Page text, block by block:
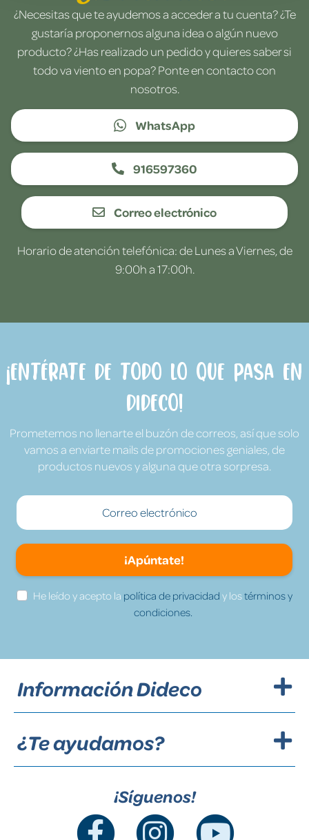
¿Necesitas que te ayudemos a acceder a tu cuenta? ¿Te
gustaría proponernos alguna idea o algún nuevo
producto? ¿Has realizado un pedido y quieres saber si
todo va viento en popa? Ponte en contacto con
nosotros.
WhatsApp
916597360
Correo electrónico
Horario de atención telefónica: de Lunes a Viernes, de
9:00h a 17:00h.
¡Entérate de todo lo que pasa en
Dideco!
Prometemos no llenarte el buzón de correos, así que solo
vamos a enviarte mails de promociones geniales, de
productos nuevos y alguna que otra sorpresa.
¡Apúntate!
He leído y acepto la política de privacidad y lostérminos y
condiciones.
Información Dideco
¿Te ayudamos?
¡Síguenos!